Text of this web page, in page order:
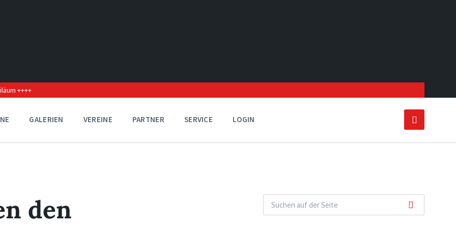
++++
GALERIEN VEREINE PARTNER SERVICE LOGIN
den